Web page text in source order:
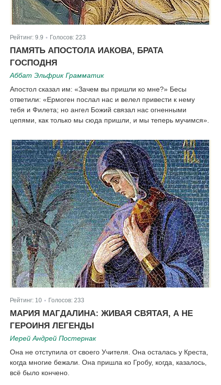
Рейтинг: 9.9 Голосов: 223
ПАМЯТЬ АПОСТОЛА ИАКОВА, БРАТА
ГОСПОДНЯ
Аббат Эльфрик Грамматик
Апостол сказал им: «Зачем вы пришли ко мне?» Бесы
ответили: «Ермоген послал нас и велел привести к нему
тебя и Филета; но ангел Божий связал нас огненными
цепями, как только мы сюда пришли, и мы теперь мучимся».
Рейтинг: 10 Голосов: 233
МАРИЯ МАГДАЛИНА: ЖИВАЯ СВЯТАЯ, А НЕ
ГЕРОИНЯ ЛЕГЕНДЫ
Иерей Андрей Постернак
Она не отступила от своего Учителя. Она осталась у Креста,
когда многие бежали. Она пришла ко Гробу, когда, казалось,
всё было кончено.